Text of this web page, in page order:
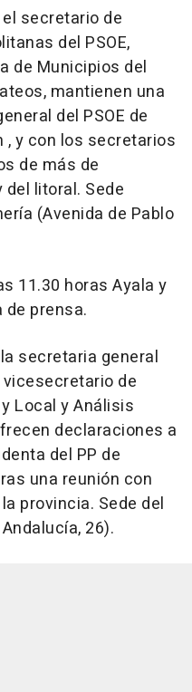
secretario de
del PSOE,
de Municipios del
mantienen una
del PSOE de
, y con los secretarios
de más de
litoral. Sede
(Avenida de Pablo
11.30 horas Ayala y
prensa.
secretaria general
vicesecretario de
Local y Análisis
declaraciones a
del PP de
una reunión con
provincia. Sede del
26).